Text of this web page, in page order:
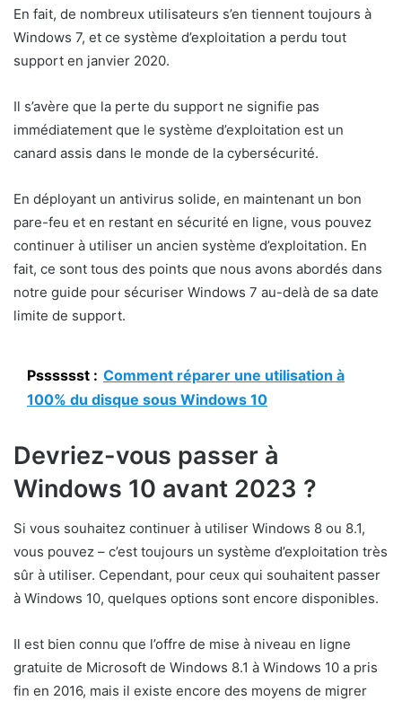
En fait, de nombreux utilisateurs s’en tiennent toujours à
Windows 7, et ce système d’exploitation a perdu tout
support en janvier 2020.
Il s’avère que la perte du support ne signifie pas
immédiatement que le système d’exploitation est un
canard assis dans le monde de la cybersécurité.
En déployant un antivirus solide, en maintenant un bon
pare-feu et en restant en sécurité en ligne, vous pouvez
continuer à utiliser un ancien système d’exploitation. En
fait, ce sont tous des points que nous avons abordés dans
notre guide pour sécuriser Windows 7 au-delà de sa date
limite de support.
Psssssst : Comment réparer une utilisation à
100% du disque sous Windows 10
Devriez-vous passer à
Windows 10 avant 2023 ?
Si vous souhaitez continuer à utiliser Windows 8 ou 8.1,
vous pouvez – c’est toujours un système d’exploitation très
sûr à utiliser. Cependant, pour ceux qui souhaitent passer
à Windows 10, quelques options sont encore disponibles.
Il est bien connu que l’offre de mise à niveau en ligne
gratuite de Microsoft de Windows 8.1 à Windows 10 a pris
fin en 2016, mais il existe encore des moyens de migrer